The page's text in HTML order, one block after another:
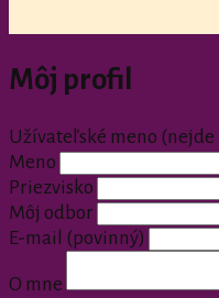
Môj profil
Užívateľské meno
Meno
Priezvisko
Môj odbor
E-mail
(povinný)
O mne